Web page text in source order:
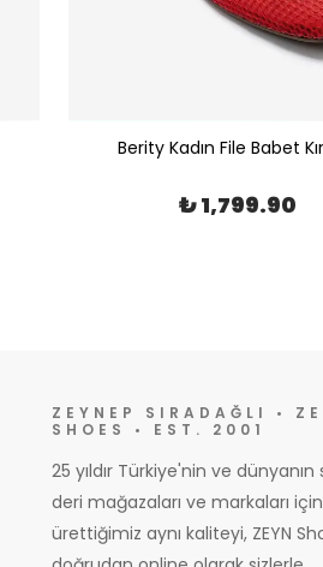
Berity Kadın File Babet
₺ 1,799.90
ZEYNEP SIRADAĞLI •
SHOES • EST. 2001
25 yıldır Türkiye'nin ve dünyanın
deri mağazaları ve markaları için
ürettiğimiz aynı kaliteyi, ZEYN